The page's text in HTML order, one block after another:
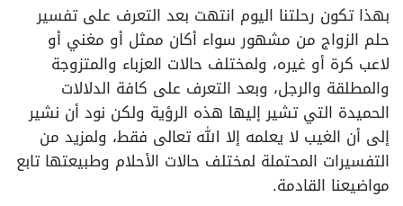
بهذا تكون رحلتنا اليوم انتهت بعد التعرف على تفسير
حلم الزواج من مشهور سواء أكان ممثل أو مغني أو
لاعب كرة أو غيره، ولمختلف حالات العزباء والمتزوجة
والمطلقة والرجل، وبعد التعرف على كافة الدلالات
الحميدة التي تشير إليها هذه الرؤية ولكن نود أن نشير
إلى أن الغيب لا يعلمه إلا الله تعالى فقط، ولمزيد من
التفسيرات المحتملة لمختلف حالات الأحلام وطبيعتها تابع
مواضيعنا القادمة.